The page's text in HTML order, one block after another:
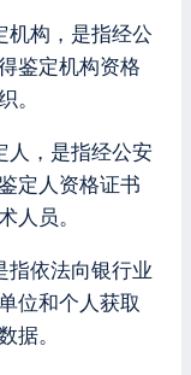
机构，是指经公
鉴定机构资格
。
人，是指经公安
定人资格证书
人员。
指依法向银行业
位和个人获取
据。